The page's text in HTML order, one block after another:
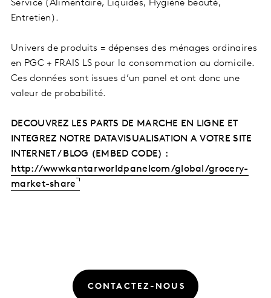
Service (Alimentaire, Liquides, Hygiène beauté,
Entretien).
Univers de produits = dépenses des ménages ordinaires
en PGC + FRAIS LS pour la consommation au domicile.
Ces données sont issues d’un panel et ont donc une
valeur de probabilité.
DECOUVREZ LES PARTS DE MARCHE EN LIGNE ET
INTEGREZ NOTRE DATAVISUALISATION A VOTRE SITE
INTERNET / BLOG (EMBED CODE) :
http://wwwkantarworldpanelcom/global/grocery-
market-share
CONTACTEZ-NOUS